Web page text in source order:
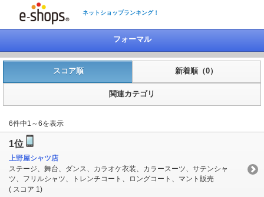
ネットショップランキング！
フォーマル
スコア順 新着順（0）
関連カテゴリ
6件中1～6を表示
1位
上野屋シャツ店
ステージ、舞台、ダンス、カラオケ衣装、カラースーツ、サテンシャ
ツ、フリルシャツ、トレンチコート、ロングコート、マント販売
( スコア 1)